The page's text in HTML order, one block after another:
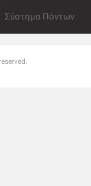
Σύστημα Πόντων